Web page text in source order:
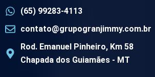
(65) 99283-4113
contato@grupogranjimmy.com.br
Rod. Emanuel Pinheiro, Km 58
Chapada dos Guiamães - MT